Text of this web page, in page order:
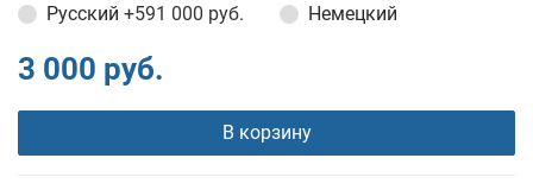
Русский +591 000 руб. Немецкий
3 000 руб.
В корзину